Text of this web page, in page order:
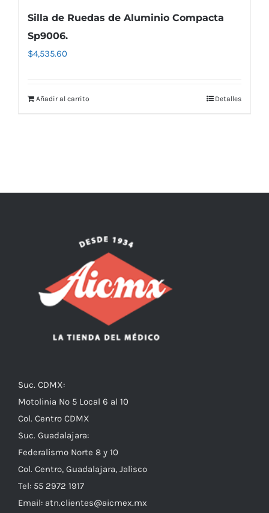
Silla de Ruedas de Aluminio Compacta
Sp9006.
$4,535.60
Añadir al carrito Detalles
Suc. CDMX:
Motolinia No 5 Local 6 al 10
Col. Centro CDMX
Suc. Guadalajara:
Federalismo Norte 8 y 10
Col. Centro, Guadalajara, Jalisco
Tel: 55 2972 1917
Email: atn.clientes@aicmex.mx